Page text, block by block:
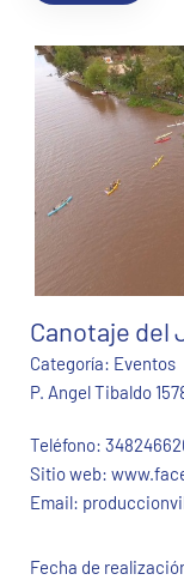
Canotaje del
Categoría: Eventos
P. Angel Tibaldo
Teléfono:
Sitio web:
Email:
Fecha de